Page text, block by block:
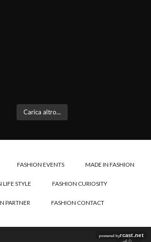
Carica altro...
FASHION EVENTS MADE IN FASHION
LIFE STYLE FASHION CURIOSITY
PARTNER FASHION CONTACT